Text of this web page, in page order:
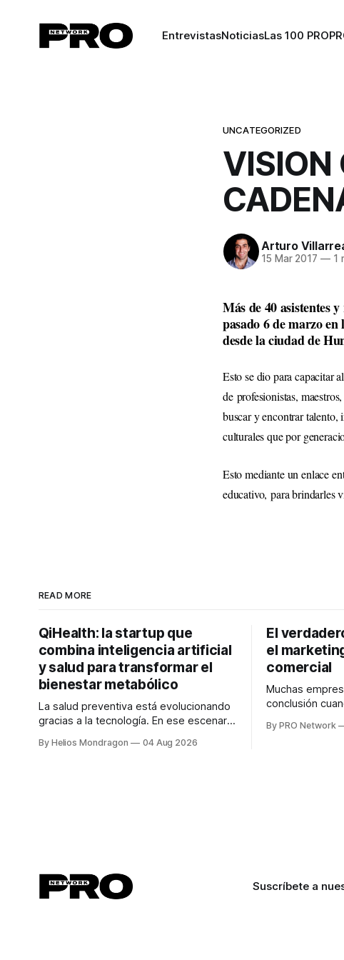
EntrevistasNoticiasLas 100 PRO
UNCATEGORIZED
VISION
Arturo
15 Mar 2017 —1
Más de 40 asistentes
pasado 6 de marzo
desde la ciudad de
Esto se dio para capacitar
de profesionistas,
buscar y encontrar talento,
culturales que por
Esto mediante un enlace
educativo, para brindarles
READ MORE
QiHealth: la startup que
combina inteligencia artificial
y salud para transformar el
bienestar metabólico
La salud preventiva está evolucionando
gracias a la tecnología. En ese escenario
desarrolla un ecosistema digital capaz
By Helios Mondragon 04 Aug 2026
El
el
comercial
Muchas
conclusión
marketing no
By PRO Network
Suscríbete a